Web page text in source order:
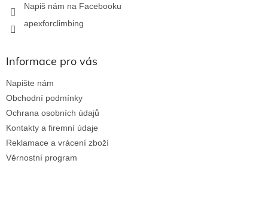
Napiš nám na Facebooku
apexforclimbing
Informace pro vás
Napište nám
Obchodní podmínky
Ochrana osobních údajů
Kontakty a firemní údaje
Reklamace a vrácení zboží
Věrnostní program